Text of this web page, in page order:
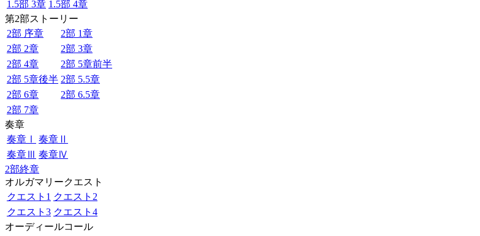
1.5部 3章 1.5部 4章
第2部ストーリー
2部 序章
2部 1章
2部 2章
2部 3章
2部 4章
2部 5章前半
2部 5章後半 2部 5.5章
2部 6章
2部 6.5章
2部 7章
奏章
奏章Ⅰ
奏章Ⅱ
奏章Ⅲ 奏章Ⅳ
2部終章
オルガマリークエスト
クエスト1 クエスト2
クエスト3 クエスト4
オーディールコール